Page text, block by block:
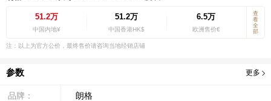
51.2万
中国内地¥
51.2万
中国香港HK$
6.5万
欧洲售价€
查
看
全
部
注：以上为官方公价，最终售价请咨询当地经销店铺
参数 更多
品牌： 朗格